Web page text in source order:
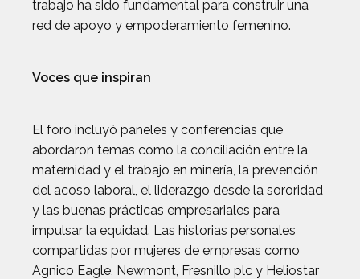
trabajo ha sido fundamental para construir una
red de apoyo y empoderamiento femenino.
Voces que inspiran
El foro incluyó paneles y conferencias que
abordaron temas como la conciliación entre la
maternidad y el trabajo en minería, la prevención
del acoso laboral, el liderazgo desde la sororidad
y las buenas prácticas empresariales para
impulsar la equidad. Las historias personales
compartidas por mujeres de empresas como
Agnico Eagle, Newmont, Fresnillo plc y Heliostar